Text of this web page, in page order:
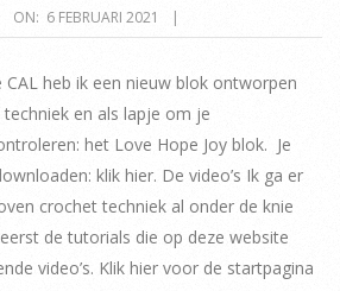
ON: 6 FEBRUARI 2021
heb ik een nieuw blok ontworpen
en als lapje om je
het Love Hope Joy blok. Je
klik hier. De video’s Ik ga er
crochet techniek al onder de knie
de tutorials die op deze website
video’s. Klik hier voor de startpagina